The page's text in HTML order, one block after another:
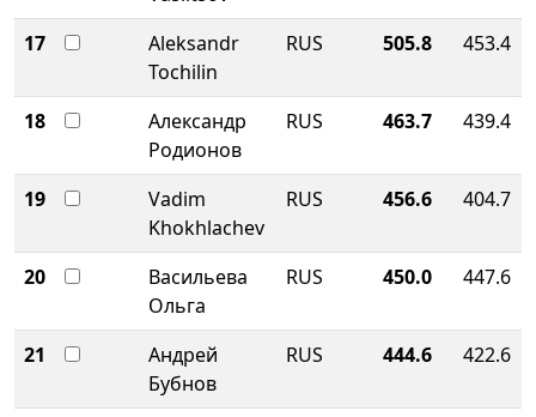
17
Aleksandr
Tochilin
RUS 505.8 453.4
18
Александр
Родионов
RUS 463.7 439.4
19
Vadim
Khokhlachev
RUS 456.6 404.7
20
Васильева
Ольга
RUS 450.0 447.6
21
Андрей
Бубнов
RUS 444.6 422.6